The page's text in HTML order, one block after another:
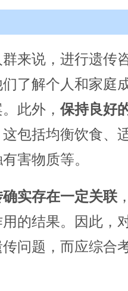
来说，进行遗传
了解个人和家庭
此外，保持良好
包括均衡饮食、
害物质等。
实存在一定关联
的结果。因此，
问题，而应综合